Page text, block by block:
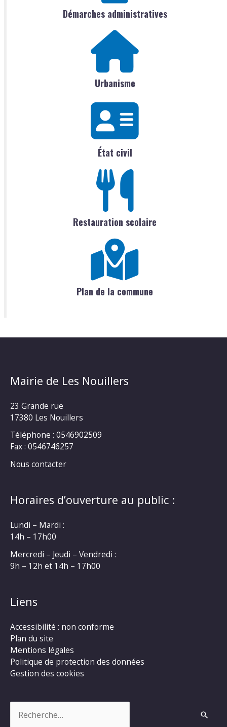
Démarches administratives
Urbanisme
État civil
Restauration scolaire
Plan de la commune
Mairie de Les Nouillers
23 Grande rue
17380 Les Nouillers
Téléphone : 0546902509
Fax : 0546746257
Nous contacter
Horaires d’ouverture au public :
Lundi – Mardi :
14h – 17h00
Mercredi – Jeudi – Vendredi :
9h – 12h et 14h – 17h00
Liens
Accessibilité : non conforme
Plan du site
Mentions légales
Politique de protection des données
Gestion des cookies